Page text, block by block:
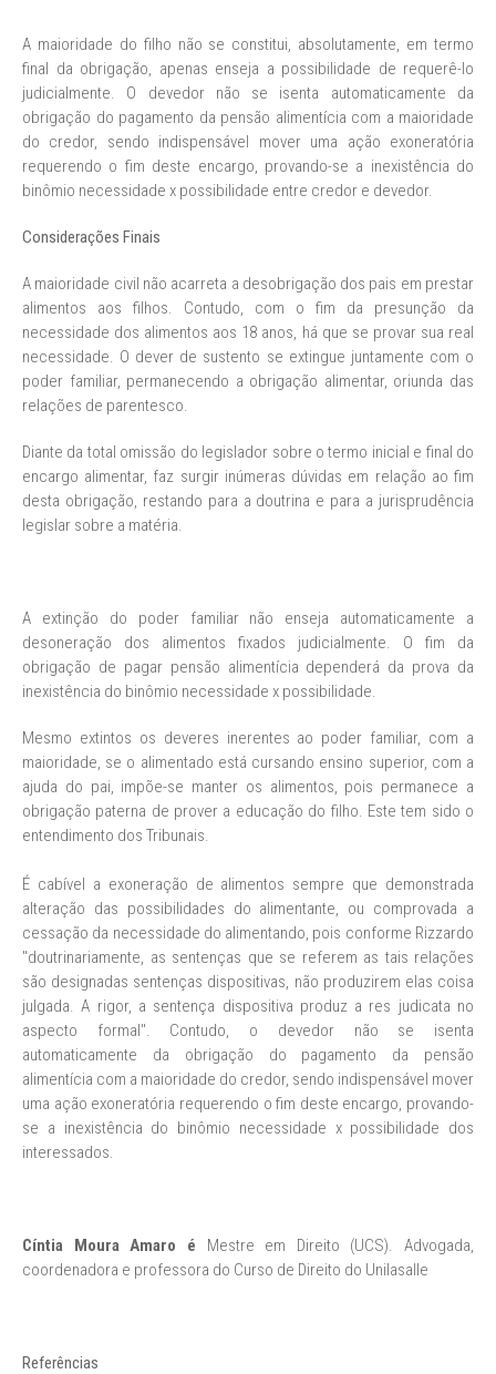
A maioridade do filho não se constitui, absolutamente, em termo
final da obrigação, apenas enseja a possibilidade de requerê-lo
judicialmente. O devedor não se isenta automaticamente da
obrigação do pagamento da pensão alimentícia com a maioridade
do credor, sendo indispensável mover uma ação exoneratória
requerendo o fim deste encargo, provando-se a inexistência do
binômio necessidade x possibilidade entre credor e devedor.
Considerações Finais
A maioridade civil não acarreta a desobrigação dos pais em prestar
alimentos aos filhos. Contudo, com o fim da presunção da
necessidade dos alimentos aos 18 anos, há que se provar sua real
necessidade. O dever de sustento se extingue juntamente com o
poder familiar, permanecendo a obrigação alimentar, oriunda das
relações de parentesco.
Diante da total omissão do legislador sobre o termo inicial e final do
encargo alimentar, faz surgir inúmeras dúvidas em relação ao fim
desta obrigação, restando para a doutrina e para a jurisprudência
legislar sobre a matéria.
A extinção do poder familiar não enseja automaticamente a
desoneração dos alimentos fixados judicialmente. O fim da
obrigação de pagar pensão alimentícia dependerá da prova da
inexistência do binômio necessidade x possibilidade.
Mesmo extintos os deveres inerentes ao poder familiar, com a
maioridade, se o alimentado está cursando ensino superior, com a
ajuda do pai, impõe-se manter os alimentos, pois permanece a
obrigação paterna de prover a educação do filho. Este tem sido o
entendimento dos Tribunais.
É cabível a exoneração de alimentos sempre que demonstrada
alteração das possibilidades do alimentante, ou comprovada a
cessação da necessidade do alimentando, pois conforme Rizzardo
"doutrinariamente, as sentenças que se referem as tais relações
são designadas sentenças dispositivas, não produzirem elas coisa
julgada. A rigor, a sentença dispositiva produz a res judicata no
aspecto formal". Contudo, o devedor não se isenta
automaticamente da obrigação do pagamento da pensão
alimentícia com a maioridade do credor, sendo indispensável mover
uma ação exoneratória requerendo o fim deste encargo, provando-
se a inexistência do binômio necessidade x possibilidade dos
interessados.
Cíntia Moura Amaro é Mestre em Direito (UCS). Advogada,
coordenadora e professora do Curso de Direito do Unilasalle
Referências